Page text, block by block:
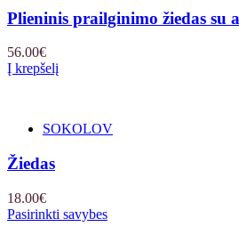
Plieninis prailginimo žiedas su
56.00€
Į krepšelį
SOKOLOV
Žiedas
18.00€
Pasirinkti savybes